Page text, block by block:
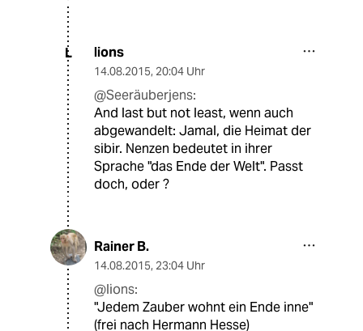
L lions
14.08.2015, 20:04 Uhr
@Seeräuberjens:
And last but not least, wenn auch
abgewandelt: Jamal, die Heimat der
sibir. Nenzen bedeutet in ihrer
Sprache "das Ende der Welt". Passt
doch, oder ?
Rainer B.
14.08.2015, 23:04 Uhr
@lions:
"Jedem Zauber wohnt ein Ende inne"
(frei nach Hermann Hesse)